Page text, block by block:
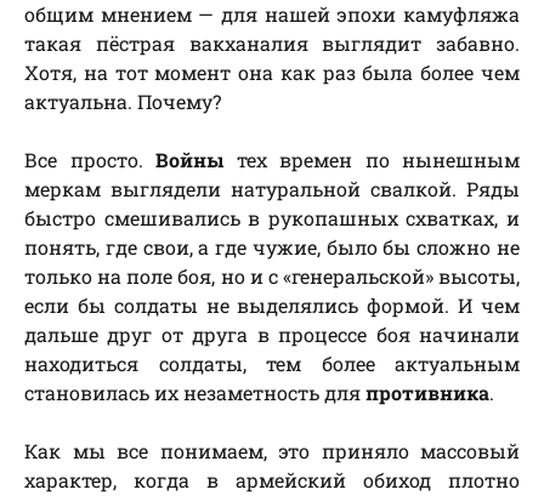
общим мнением — для нашей эпохи камуфляжа
такая пёстрая вакханалия выглядит забавно.
Хотя, на тот момент она как раз была более чем
актуальна. Почему?
Все просто. Войны тех времен по нынешным
меркам выглядели натуральной свалкой. Ряды
быстро смешивались в рукопашных схватках, и
понять, где свои, а где чужие, было бы сложно не
только на поле боя, но и с «генеральской» высоты,
если бы солдаты не выделялись формой. И чем
дальше друг от друга в процессе боя начинали
находиться солдаты, тем более актуальным
становилась их незаметность дляпротивника.
Как мы все понимаем, это приняло массовый
характер, когда в армейский обиход плотно